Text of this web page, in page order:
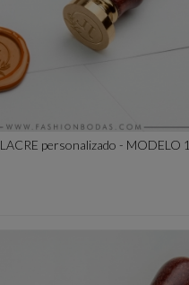
personalizado - MODELO 1